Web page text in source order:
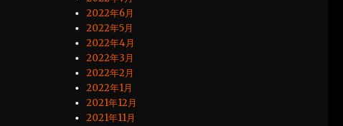
2022年6月
2022年5月
2022年4月
2022年3月
2022年2月
2022年1月
2021年12月
2021年11月